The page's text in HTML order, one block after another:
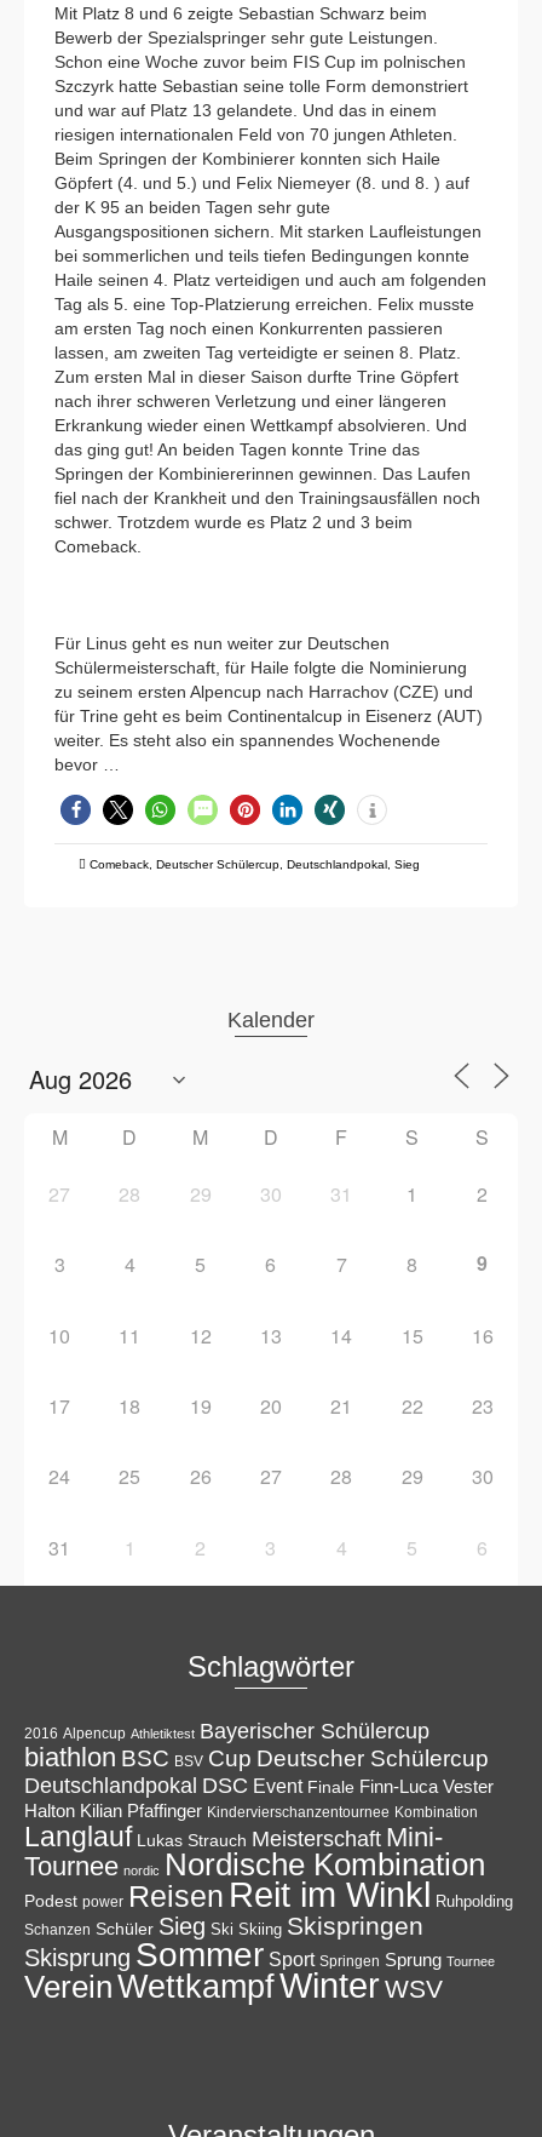
Mit Platz 8 und 6 zeigte Sebastian Schwarz beim
Bewerb der Spezialspringer sehr gute Leistungen.
Schon eine Woche zuvor beim FIS Cup im polnischen
Szczyrk hatte Sebastian seine tolle Form demonstriert
und war auf Platz 13 gelandete. Und das in einem
riesigen internationalen Feld von 70 jungen Athleten.
Beim Springen der Kombinierer konnten sich Haile
Göpfert (4. und 5.) und Felix Niemeyer (8. und 8. ) auf
der K 95 an beiden Tagen sehr gute
Ausgangspositionen sichern. Mit starken Laufleistungen
bei sommerlichen und teils tiefen Bedingungen konnte
Haile seinen 4. Platz verteidigen und auch am folgenden
Tag als 5. eine Top-Platzierung erreichen. Felix musste
am ersten Tag noch einen Konkurrenten passieren
lassen, am zweiten Tag verteidigte er seinen 8. Platz.
Zum ersten Mal in dieser Saison durfte Trine Göpfert
nach ihrer schweren Verletzung und einer längeren
Erkrankung wieder einen Wettkampf absolvieren. Und
das ging gut! An beiden Tagen konnte Trine das
Springen der Kombiniererinnen gewinnen. Das Laufen
fiel nach der Krankheit und den Trainingsausfällen noch
schwer. Trotzdem wurde es Platz 2 und 3 beim
Comeback.
Für Linus geht es nun weiter zur Deutschen
Schülermeisterschaft, für Haile folgte die Nominierung
zu seinem ersten Alpencup nach Harrachov (CZE) und
für Trine geht es beim Continentalcup in Eisenerz (AUT)
weiter. Es steht also ein spannendes Wochenende
bevor …
Comeback Deutscher Schülercup Deutschlandpokal Sieg
Kalender
M D M D F S S
27 28 29 30 31 1 2
3 4 5 6 7 8 9
10 11 12 13 14 15 16
17 18 19 20 21 22 23
24 25 26 27 28 29 30
31 1 2 3 4 5 6
Schlagwörter
2016 Alpencup Athletiktest Bayerischer Schülercup
biathlon BSC BSV Cup Deutscher Schülercup
Deutschlandpokal DSC Event Finale Finn-Luca Vester
Halton Kilian Pfaffinger Kindervierschanzentournee Kombination
Langlauf Lukas Strauch Meisterschaft Mini-
Tournee nordic Nordische Kombination
Podest power Reisen Reit im Winkl Ruhpolding
Schanzen Schüler Sieg Ski Skiing Skispringen
Skisprung Sommer Sport Springen Sprung Tournee
VereinWettkampfWinterWSV